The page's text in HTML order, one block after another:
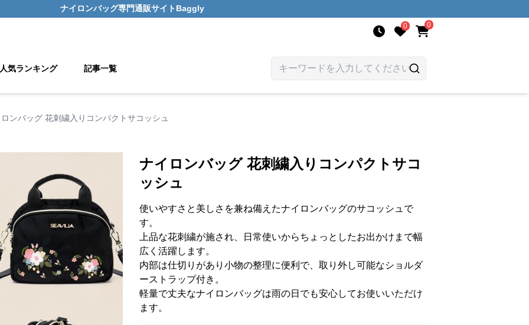
ナイロンバッグ専門通販サイト Baggly
0 0
人気ランキング 記事一覧
ンバッグ 花刺繍入りコンパクトサコッシュ
ナイロンバッグ 花刺繍入りコンパクトサコ
ッシュ
使いやすさと美しさを兼ね備えたナイロンバッグのサコッシュで
す。
上品な花刺繍が施され、日常使いからちょっとしたお出かけまで幅
広く活躍します。
内部は仕切りがあり小物の整理に便利で、取り外し可能なショルダ
ーストラップ付き。
軽量で丈夫なナイロンバッグは雨の日でも安心してお使いいただけ
ます。